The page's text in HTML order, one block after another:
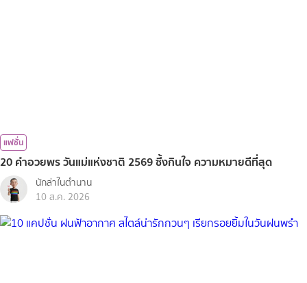
แฟชั่น
20 คำอวยพร วันแม่แห่งชาติ 2569 ซึ้งกินใจ ความหมายดีที่สุด
นักล่าในตำนาน
10 ส.ค. 2026